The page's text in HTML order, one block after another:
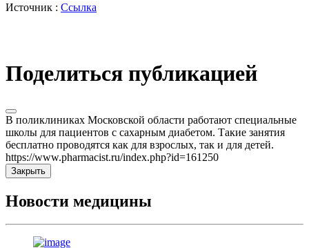
Источник : Ссылка
Поделиться публикацией
В поликлиниках Московской области работают специальные
школы для пациентов с сахарным диабетом. Такие занятия
бесплатно проводятся как для взрослых, так и для детей.
https://www.pharmacist.ru/index.php?id=161250
Закрыть
Новости медицины